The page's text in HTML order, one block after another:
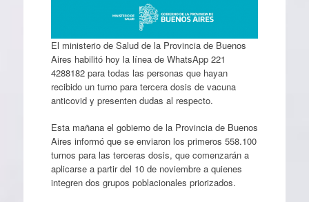
El ministerio de Salud de la Provincia de Buenos
Aires habilitó hoy la línea de WhatsApp 221
4288182 para todas las personas que hayan
recibido un turno para tercera dosis de vacuna
anticovid y presenten dudas al respecto.
Esta mañana el gobierno de la Provincia de Buenos
Aires informó que se enviaron los primeros 558.100
turnos para las terceras dosis, que comenzarán a
aplicarse a partir del 10 de noviembre a quienes
integren dos grupos poblacionales priorizados.